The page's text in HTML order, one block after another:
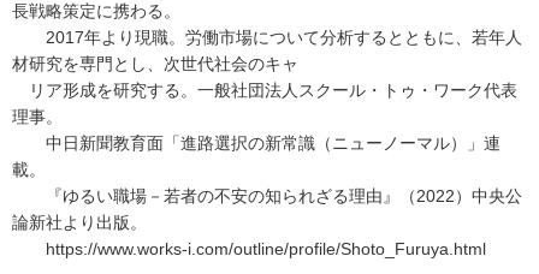
長戦略策定に携わる。
2017年より現職。労働市場について分析するとともに、若年人
材研究を専門とし、次世代社会のキャ
リア形成を研究する。一般社団法人スクール・トゥ・ワーク代表
理事。
中日新聞教育面「進路選択の新常識（ニューノーマル）」連
載。
『ゆるい職場－若者の不安の知られざる理由』（2022）中央公
論新社より出版。
https://www.works-i.com/outline/profile/Shoto_Furuya.html